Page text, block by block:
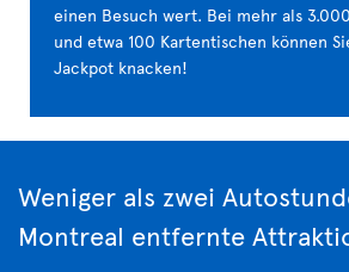
einen Besuch wert. Bei mehr als
und etwa 100 Kartentischen können
Jackpot knacken!
Weniger als zwei
Montreal entfernte